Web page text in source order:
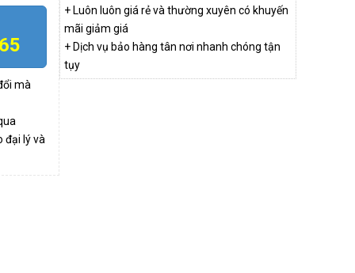
mà
đại lý và
+ Luôn luôn giá rẻ và thường xuyên có khuyến
mãi giảm giá
+ Dịch vụ bảo hàng tân nơi nhanh chóng tận
tụy